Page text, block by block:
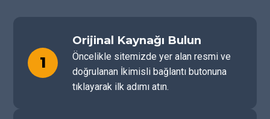
1
Orijinal Kaynağı Bulun
Öncelikle sitemizde yer alan resmi ve
doğrulanan İkimisli bağlantı butonuna
tıklayarak ilk adımı atın.